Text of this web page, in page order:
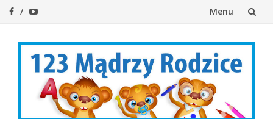
Menu